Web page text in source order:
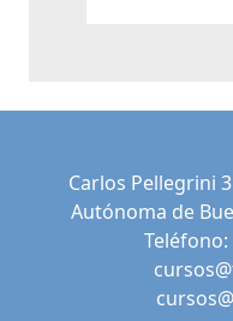
Carlos Pellegrini
Autónoma de
Teléfono: